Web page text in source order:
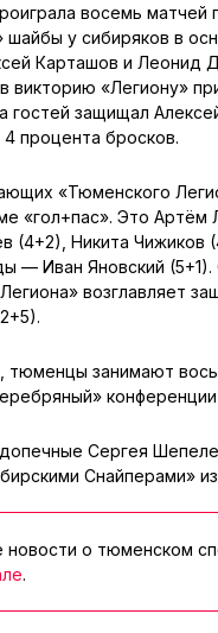
восемь матчей
шайбы у сибиряков в
Карташов и Леонид
викторию «Легиону»
гостей защищал
процента бросков.
«Тюменского
«гол+пас». Это Артём
(4+2), Никита Чижиков
— Иван Яновский (5+1).
возглавляет
тюменцы занимают
конференции
Сергея
Снайперами»
новости о тюменском
.